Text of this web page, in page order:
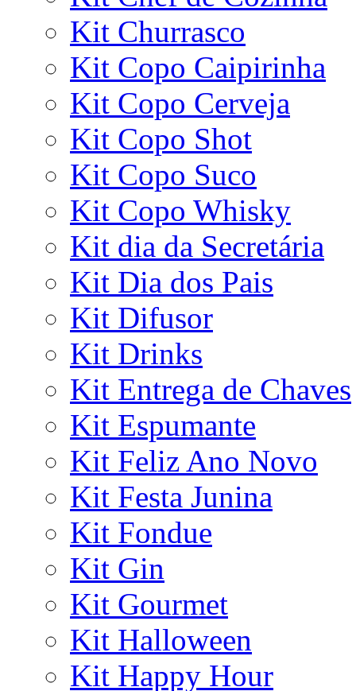
Kit Churrasco
Kit Copo Caipirinha
Kit Copo Cerveja
Kit Copo Shot
Kit Copo Suco
Kit Copo Whisky
Kit dia da Secretária
Kit Dia dos Pais
Kit Difusor
Kit Drinks
Kit Entrega de Chaves
Kit Espumante
Kit Feliz Ano Novo
Kit Festa Junina
Kit Fondue
Kit Gin
Kit Gourmet
Kit Halloween
Kit Happy Hour